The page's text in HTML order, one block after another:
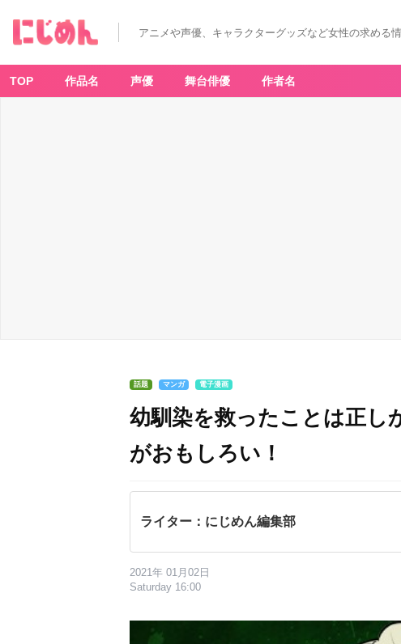
アニメや声優、キャラクターグッズなど女性の求める
TOP 作品名 声優 舞台俳優 作者名
話題 マンガ 電子漫画
幼馴染を救ったことは正し
がおもしろい！
ライター：にじめん編集部
2021年 01月02日
Saturday 16:00